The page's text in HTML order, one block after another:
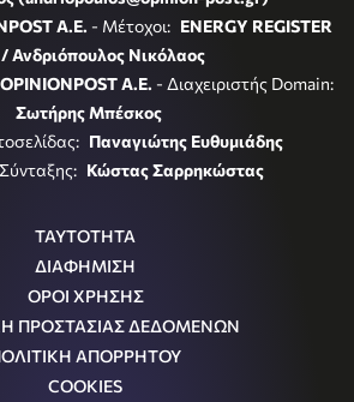
A.E. - Μέτοχοι: ENERGY REGISTER
Ανδριόπουλος Νικόλαος
OPINIONPOST A.E. - Διαχειριστής Domain:
Σωτήρης Μπέσκος
Παναγιώτης Ευθυμιάδης
Κώστας Σαρρηκώστας
ΤΑΥΤΟΤΗΤΑ
ΔΙΑΦΗΜΙΣΗ
ΟΡΟΙ ΧΡΗΣΗΣ
ΠΡΟΣΤΑΣΙΑΣ ΔΕΔΟΜΕΝΩΝ
ΑΠΟΡΡΗΤΟΥ
COOKIES